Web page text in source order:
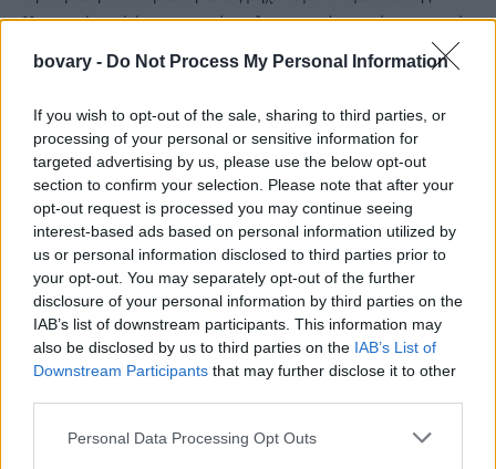
bovary - Do Not Process My Personal Information
If you wish to opt-out of the sale, sharing to third parties, or
processing of your personal or sensitive information for
targeted advertising by us, please use the below opt-out
section to confirm your selection. Please note that after your
opt-out request is processed you may continue seeing
interest-based ads based on personal information utilized by
us or personal information disclosed to third parties prior to
your opt-out. You may separately opt-out of the further
disclosure of your personal information by third parties on the
IAB’s list of downstream participants. This information may
also be disclosed by us to third parties on the IAB’s List of
Downstream Participants that may further disclose it to other
Personal Data Processing Opt Outs
Η συνεχής ροή ήχων και εικόνων λειτουργεί ως απόσπαση από
αγχώδεις σκέψεις ή τη βαριά αίσθηση κατάθλιψης. Είναι σαν να
και τα συναισθήματά μας.